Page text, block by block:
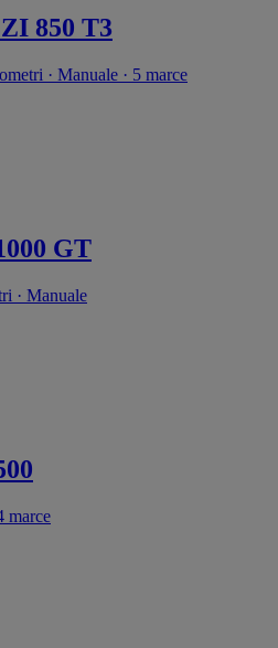
850 T3
· Manuale · 5 marce
GT
· Manuale
marce